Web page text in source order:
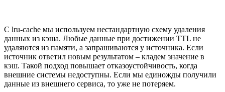
С lru-cache мы используем нестандартную схему удаления
данных из кэша. Любые данные при достижении TTL не
удаляются из памяти, а запрашиваются у источника. Если
источник ответил новым результатом – кладем значение в
кэш. Такой подход повышает отказоустойчивость, когда
внешние системы недоступны. Если мы единожды получили
данные из внешнего сервиса, то уже не потеряем.